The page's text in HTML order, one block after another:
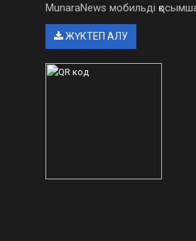
MunaraNews мобильді
ЖҮКТЕП АЛУ